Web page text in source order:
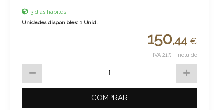
3 días hábiles
Unidades disponibles: 1 Unid.
150,44 €
IVA 21% Incluido
COMPRAR